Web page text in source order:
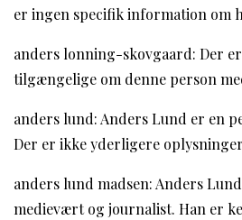
er ingen specifik information om
anders lonning-skovgaard: Der
tilgængelige om denne person
anders lund: Anders Lund er en
Der er ikke yderligere
anders lund madsen: Anders
medievært og journalist. Han er